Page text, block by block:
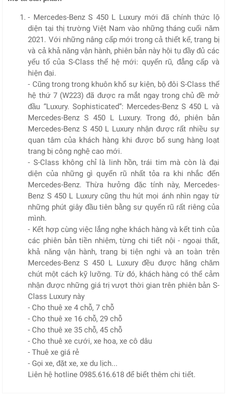
- Mercedes-Benz S 450 L Luxury mới đã chính thức lộ
diện tại thị trường Việt Nam vào những tháng cuối năm
2021. Với những nâng cấp mới trong cả thiết kế, trang bị
và cả khả năng vận hành, phiên bản này hội tụ đầy đủ các
yếu tố của S-Class thế hệ mới: quyến rũ, đẳng cấp và
hiện đại.
- Cũng trong trong khuôn khổ sự kiện, bộ đôi S-Class thế
hệ thứ 7 (W223) đã được ra mắt ngay trong chủ đề mở
đầu “Luxury. Sophisticated”: Mercedes-Benz S 450 L và
Mercedes-Benz S 450 L Luxury. Trong đó, phiên bản
Mercedes-Benz S 450 L Luxury nhận được rất nhiều sự
quan tâm của khách hàng khi được bổ sung hàng loạt
trang bị công nghệ cao mới.
- S-Class không chỉ là linh hồn, trái tim mà còn là đại
diện của những gì quyến rũ nhất tỏa ra khi nhắc đến
Mercedes-Benz. Thừa hưởng đặc tính này, Mercedes-
Benz S 450 L Luxury cũng thu hút mọi ánh nhìn ngay từ
những phút giây đầu tiên bằng sự quyến rũ rất riêng của
mình.
- Kết hợp cùng việc lắng nghe khách hàng và kết tinh của
các phiên bản tiền nhiệm, từng chi tiết nội - ngoại thất,
khả năng vận hành, trang bị tiện nghi và an toàn trên
Mercedes-Benz S 450 L Luxury đều được hãng chăm
chút một cách kỹ lưỡng. Từ đó, khách hàng có thể cảm
nhận được những giá trị vượt thời gian trên phiên bản S-
Class Luxury này
- Cho thuê xe 4 chỗ, 7 chỗ
- Cho thuê xe 16 chỗ, 29 chỗ
- Cho thuê xe 35 chỗ, 45 chỗ
- Cho thuê xe cưới, xe hoa, xe cô dâu
- Thuê xe giá rẻ
- Gọi xe, đặt xe, xe du lịch...
Liên hệ hotline 0985.616.618 để biết thêm chi tiết.